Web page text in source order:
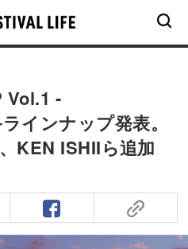
Vol.1 -
インナップ発表。
KEN ISHIIら追加